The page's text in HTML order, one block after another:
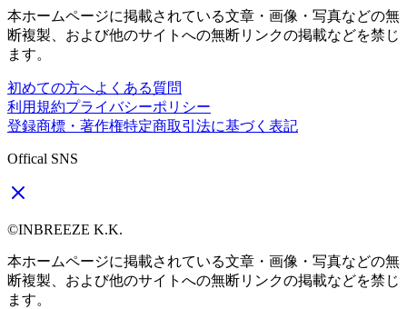
本ホームページに掲載されている文章・画像・写真などの無
断複製、および他のサイトへの無断リンクの掲載などを禁じ
ます。
初めての方へよくある質問
利用規約プライバシーポリシー
登録商標・著作権特定商取引法に基づく表記
Offical SNS
©INBREEZE K.K.
本ホームページに掲載されている文章・画像・写真などの無
断複製、および他のサイトへの無断リンクの掲載などを禁じ
ます。